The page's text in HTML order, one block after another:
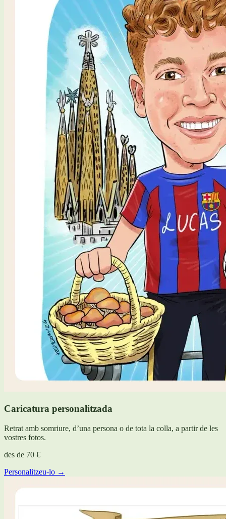
Caricatura personalitzada
Retrat amb somriure, d’una persona o de tota la colla, a partir de les
vostres fotos.
des de 70 €
Personalitzeu-lo →